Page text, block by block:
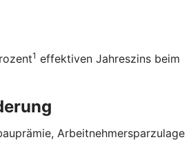
1 effektiven Jahreszins beim
Arbeitnehmersparzulage